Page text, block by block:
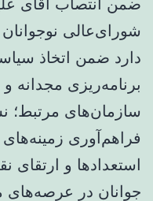
ضمن انتصاب آقای
شورای‌عالی نوجوانان
دارد ضمن اتخاذ
برنامه‌ریزی مجدانه و
سازمان‌های مرتبط؛
فراهم‌آوری
استعدادها و ارتقای
جوانان در